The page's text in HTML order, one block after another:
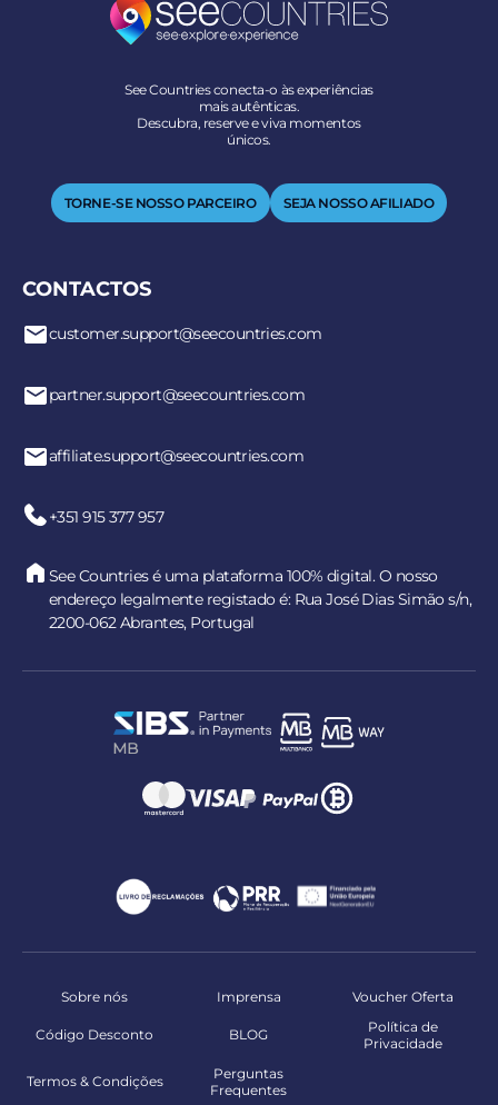
See Countries conecta-o às experiências
mais autênticas.
Descubra, reserve e viva momentos
únicos.
TORNE-SE NOSSO PARCEIRO SEJA NOSSO AFILIADO
CONTACTOS
customer.support@seecountries.com
partner.support@seecountries.com
affiliate.support@seecountries.com
+351 915 377 957
See Countries é uma plataforma 100% digital. O nosso
endereço legalmente registado é: Rua José Dias Simão s/n,
2200-062 Abrantes, Portugal
Sobre nós Imprensa Voucher Oferta
Código Desconto BLOG
Política de
Privacidade
Termos & Condições
Perguntas
Frequentes